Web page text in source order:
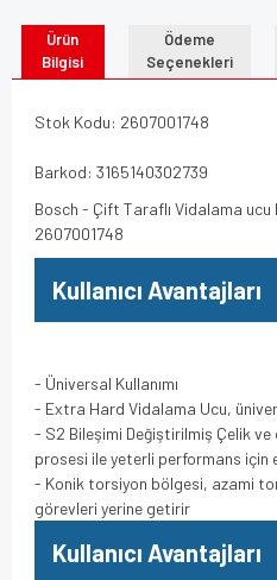
Ürün
Bilgisi
Ödeme
Seçenekleri
Stok Kodu: 2607001748
Barkod: 3165140302739
Bosch - Çift Taraflı Vidalama
2607001748
Kullanıcı Avantajları
- Üniversal Kullanımı
- Extra Hard Vidalama Ucu,
- S2 Bileşimi Değiştirilmiş Çelik ve
prosesi ile yeterli performans
- Konik torsiyon bölgesi, azami
görevleri yerine getirir
Kullanıcı Avantajları